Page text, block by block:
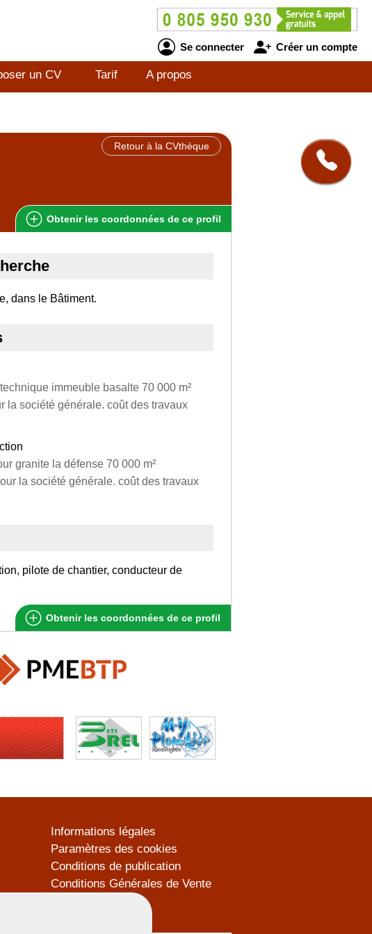
Se connecter Créer un compte
un CV Tarif A propos
Retour à la CVthèque
Obtenir les coordonnées de ce profil
dans le Bâtiment.
immeuble basalte 70 000 m²
la société générale. coût des travaux
granite la défense 70 000 m²
la société générale. coût des travaux
pilote de chantier, conducteur de
Obtenir les coordonnées de ce profil
Informations légales
Paramètres des cookies
Conditions de publication
Conditions Générales de Vente